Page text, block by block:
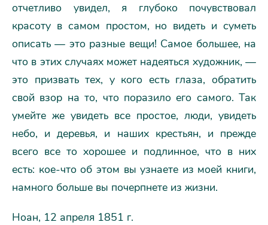
отчетливо увидел, я глубоко почувствовал
красоту в самом простом, но видеть и суметь
описать — это разные вещи! Самое большее, на
что в этих случаях может надеяться художник, —
это призвать тех, у кого есть глаза, обратить
свой взор на то, что поразило его самого. Так
умейте же увидеть все простое, люди, увидеть
небо, и деревья, и наших крестьян, и прежде
всего все то хорошее и подлинное, что в них
есть: кое-что об этом вы узнаете из моей книги,
намного больше вы почерпнете из жизни.
Ноан, 12 апреля 1851 г.